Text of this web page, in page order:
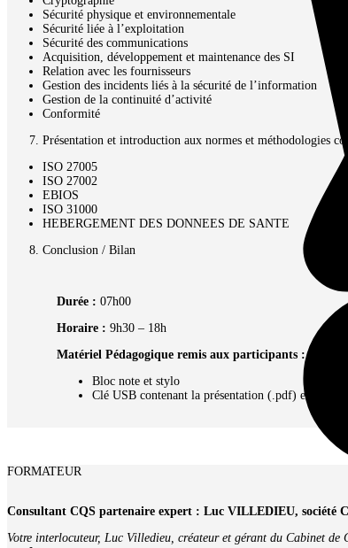
Sécurité physique et environnementale
Sécurité liée à l’exploitation
Sécurité des communications
Acquisition, développement et maintenance des SI
Relation avec les fournisseurs
Gestion des incidents liés à la sécurité de l’information
Gestion de la continuité d’activité
Conformité
Présentation et introduction aux normes et méthodologies
ISO 27005
ISO 27002
EBIOS
ISO 31000
HEBERGEMENT DES DONNEES DE SANTE
Conclusion / Bilan
Durée : 07h00
Horaire : 9h30 – 18h
Matériel Pédagogique remis aux participants :
Bloc note et stylo
Clé USB contenant la présentation (.pdf) et les
FORMATEUR
Consultant CQS partenaire expert : Luc VILLEDIEU, société
Votre interlocuteur, Luc Villedieu, créateur et gérant du Cabinet